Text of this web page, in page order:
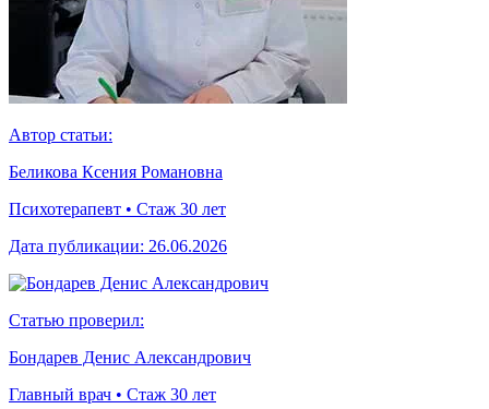
Автор статьи:
Беликова Ксения Романовна
Психотерапевт • Стаж 30 лет
Дата публикации: 26.06.2026
Статью проверил:
Бондарев Денис Александрович
Главный врач • Стаж 30 лет